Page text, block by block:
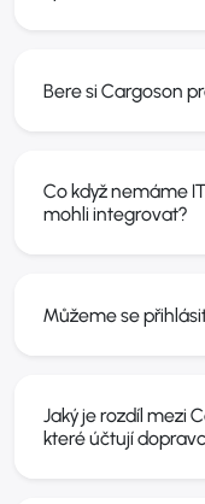
Bere si Cargoson
Co když nemáme
mohli integrovat?
Můžeme se
Jaký je rozdíl mezi
které účtují